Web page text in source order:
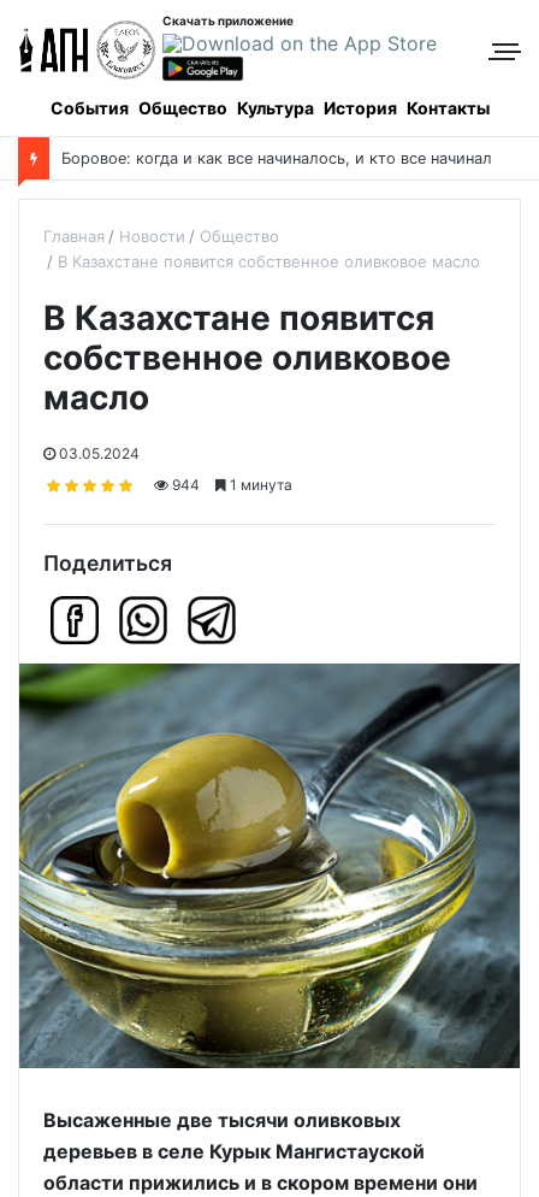
Скачать приложение
События Общество Культура История Контакты
Митрополит Александр помолился у чудотворной иконы о благополучии Казахстана
Главная Новости
Общество
В Казахстане появится собственное оливковое масло
В Казахстане появится
собственное оливковое
масло
03.05.2024
944
1 минута
Поделиться
Высаженные две тысячи оливковых
деревьев в селе Курык Мангистауской
области прижились и в скором времени они